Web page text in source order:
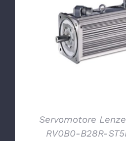
Servomotore
RV0B0-B28R-